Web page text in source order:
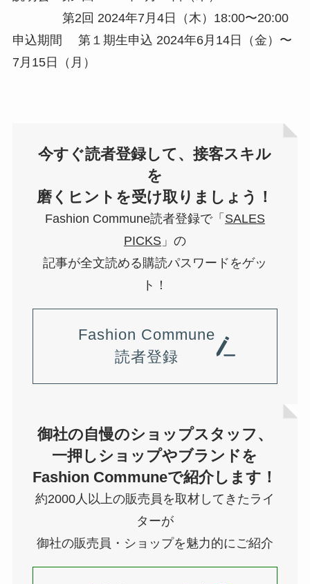
第2回 2024年7月4日（木）18:00〜20:00
申込期間 第１期生申込 2024年6月14日（金）〜
7月15日（月）
今すぐ読者登録して、接客スキル
を
磨くヒントを受け取りましょう！
Fashion Commune読者登録で「 SALES
PICKS」の
記事が全文読める購読パスワードをゲッ
ト！
Fashion Commune
読者登録
御社の自慢のショップスタッフ、
一押しショップやブランドを
Fashion Communeで紹介します！
約2000人以上の販売員を取材してきたライ
ターが
御社の販売員・ショップを魅力的にご紹介